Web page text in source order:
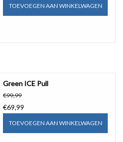
TOEVOEGEN AAN WINKELWAGEN
Green ICE Pull
€99,99
€69,99
TOEVOEGEN AAN WINKELWAGEN